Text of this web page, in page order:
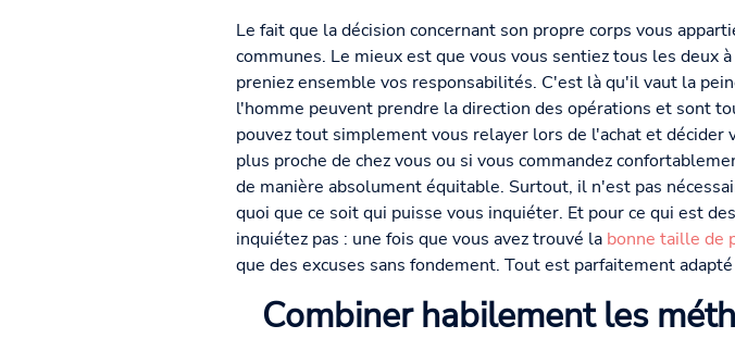
Le fait que la décision concernant son propre corps vous
communes. Le mieux est que vous vous sentiez tous les deux
preniez ensemble vos responsabilités. C'est là qu'il vaut la
l'homme peuvent prendre la direction des opérations et sont
pouvez tout simplement vous relayer lors de l'achat et
plus proche de chez vous ou si vous commandez
de manière absolument équitable. Surtout, il n'est pas
quoi que ce soit qui puisse vous inquiéter. Et pour ce qui est
inquiétez pas : une fois que vous avez trouvé la bonne taille de
que des excuses sans fondement. Tout est parfaitement
Combiner habilement les